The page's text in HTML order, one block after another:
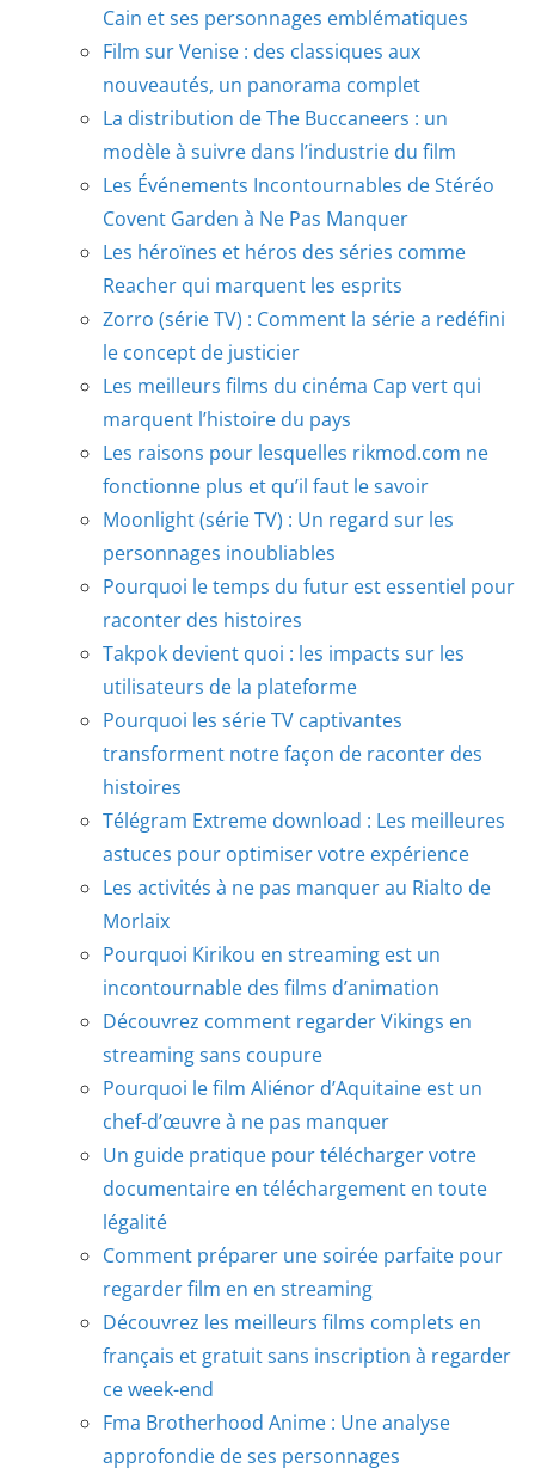
Cain et ses personnages emblématiques
Film sur Venise : des classiques aux
nouveautés, un panorama complet
La distribution de The Buccaneers : un
modèle à suivre dans l’industrie du film
Les Événements Incontournables de Stéréo
Covent Garden à Ne Pas Manquer
Les héroïnes et héros des séries comme
Reacher qui marquent les esprits
Zorro (série TV) : Comment la série a redéfini
le concept de justicier
Les meilleurs films du cinéma Cap vert qui
marquent l’histoire du pays
Les raisons pour lesquelles rikmod.com ne
fonctionne plus et qu’il faut le savoir
Moonlight (série TV) : Un regard sur les
personnages inoubliables
Pourquoi le temps du futur est essentiel pour
raconter des histoires
Takpok devient quoi : les impacts sur les
utilisateurs de la plateforme
Pourquoi les série TV captivantes
transforment notre façon de raconter des
histoires
Télégram Extreme download : Les meilleures
astuces pour optimiser votre expérience
Les activités à ne pas manquer au Rialto de
Morlaix
Pourquoi Kirikou en streaming est un
incontournable des films d’animation
Découvrez comment regarder Vikings en
streaming sans coupure
Pourquoi le film Aliénor d’Aquitaine est un
chef-d’œuvre à ne pas manquer
Un guide pratique pour télécharger votre
documentaire en téléchargement en toute
légalité
Comment préparer une soirée parfaite pour
regarder film en en streaming
Découvrez les meilleurs films complets en
français et gratuit sans inscription à regarder
ce week-end
Fma Brotherhood Anime : Une analyse
approfondie de ses personnages